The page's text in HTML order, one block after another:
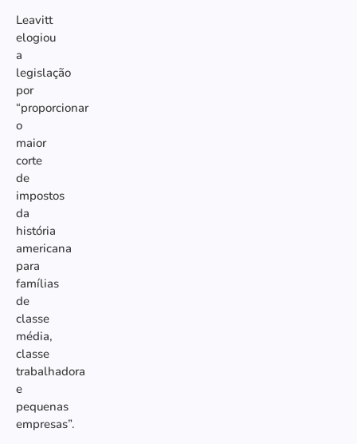
Leavitt
elogiou
a
legislação
por
“proporcionar
o
maior
corte
de
impostos
da
história
americana
para
famílias
de
classe
média,
classe
trabalhadora
e
pequenas
empresas”.